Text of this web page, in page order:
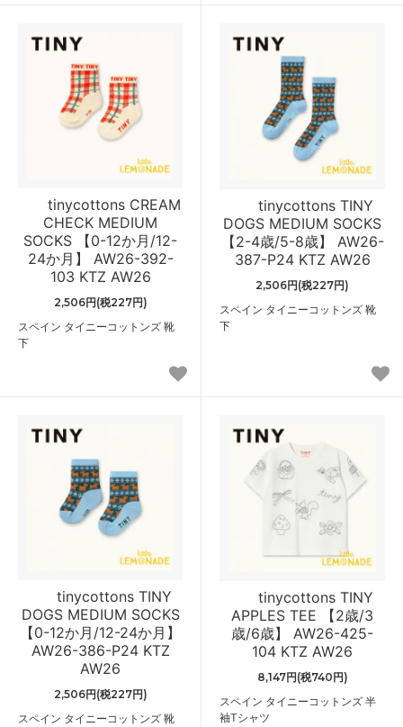
tinycottons CREAM
CHECK MEDIUM
SOCKS 【0-12か月/12-
24か月】 AW26-392-
103 KTZ AW26
2,506円(税227円)
スペイン タイニーコットンズ 靴
下
tinycottons TINY
DOGS MEDIUM SOCKS
【2-4歳/5-8歳】 AW26-
387-P24 KTZ AW26
2,506円(税227円)
スペイン タイニーコットンズ 靴
下
tinycottons TINY
DOGS MEDIUM SOCKS
【0-12か月/12-24か月】
AW26-386-P24 KTZ
AW26
2,506円(税227円)
スペイン タイニーコットンズ 靴
tinycottons TINY
APPLES TEE 【2歳/3
歳/6歳】 AW26-425-
104 KTZ AW26
8,147円(税740円)
スペイン タイニーコットンズ 半
袖Tシャツ